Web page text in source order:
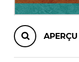
APERÇU